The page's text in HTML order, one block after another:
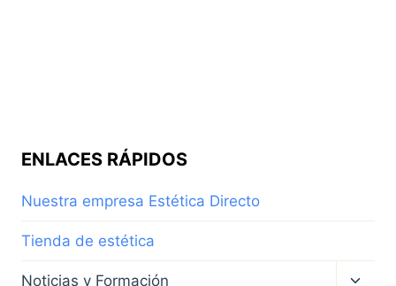
ENLACES RÁPIDOS
Nuestra empresa Estética Directo
Tienda de estética
Noticias y Formación